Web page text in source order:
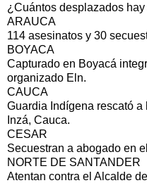
¿Cuántos desplazados
ARAUCA
114 asesinatos y 30
BOYACA
Capturado en Boyacá
organizado Eln.
CAUCA
Guardia Indígena rescató
Inzá, Cauca.
CESAR
Secuestran a abogado en
NORTE DE SANTANDER
Atentan contra el Alcalde